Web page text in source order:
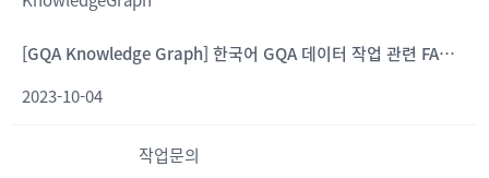
[GQA Knowledge Graph] 한국어 GQA 데이터 작업 관련 FAQ v1.0
2023-10-04
작업문의